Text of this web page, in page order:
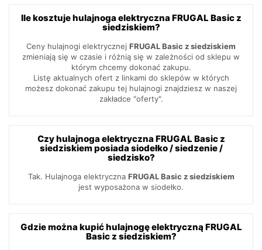
Ile kosztuje hulajnoga elektryczna FRUGAL Basic z
siedziskiem?
Ceny hulajnogi elektrycznej FRUGAL Basic z siedziskiem
zmieniają się w czasie i różnią się w zależności od sklepu w
którym chcemy dokonać zakupu.
Listę aktualnych ofert z linkami do sklepów w których
możesz dokonać zakupu tej hulajnogi znajdziesz w naszej
zakładce "oferty".
Czy hulajnoga elektryczna FRUGAL Basic z
siedziskiem posiada siodełko / siedzenie /
siedzisko?
Tak. Hulajnoga elektryczna FRUGAL Basic z siedziskiem
jest wyposażona w siodełko.
Gdzie można kupić hulajnogę elektryczną FRUGAL
Basic z siedziskiem?